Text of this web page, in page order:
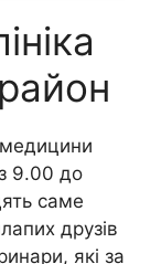
медицини
9.00 до
саме
друзів
які за